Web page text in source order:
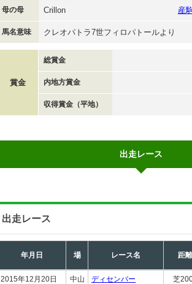
母の母 Crillon 産
馬名意味 クレオパトラ7世フィロパトールより
賞金
総賞金
内地方賞金
収得賞金（平地）
出走レース
出走レース
年月日 場 レース名 距離
2015年12月20日 中山 ディセンバー 芝